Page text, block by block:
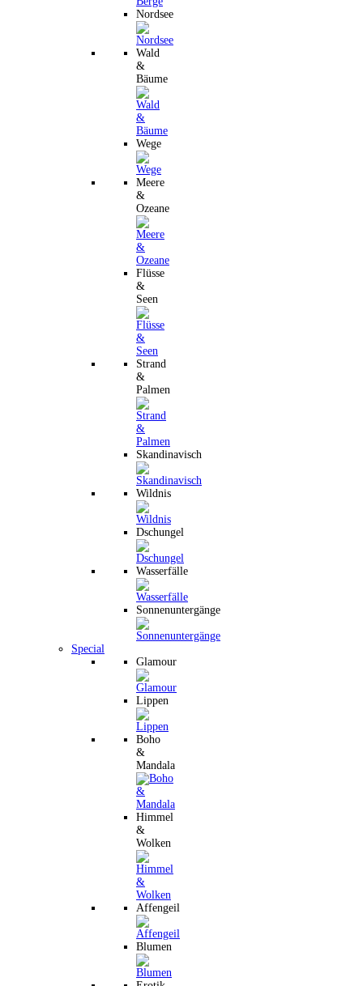
Nordsee
Wald
&
Bäume
Wege
Meere
&
Ozeane
Flüsse
&
Seen
Strand
&
Palmen
Skandinavisch
Wildnis
Dschungel
Wasserfälle
Sonnenuntergänge
Special
Glamour
Lippen
Boho
&
Mandala
Himmel
&
Wolken
Affengeil
Blumen